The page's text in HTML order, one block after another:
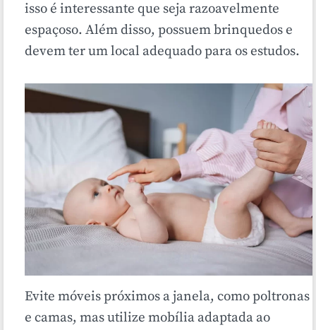
isso é interessante que seja razoavelmente
espaçoso. Além disso, possuem brinquedos e
devem ter um local adequado para os estudos.
Evite móveis próximos a janela, como poltronas
e camas, mas utilize mobília adaptada ao